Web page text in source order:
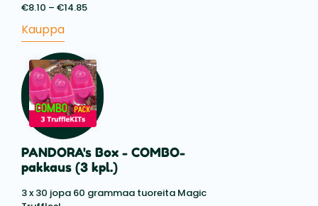
€8.10 – €14.85
€14.85
Kauppa
PANDORA's Box - COMBO-
pakkaus (3 kpl.)
3 x 30 jopa 60 grammaa tuoreita Magic